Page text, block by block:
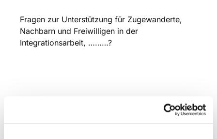
Fragen zur Unterstützung für Zugewanderte,
Nachbarn und Freiwilligen in der
Integrationsarbeit, ………?